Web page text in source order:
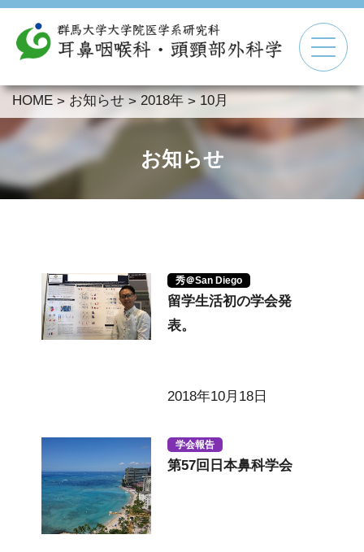
▼
HOME > お知らせ > 2018年 > 10月
お知らせ
秀＠San Diego
留学生活初の学会発
表。
2018年10月18日
学会報告
第57回日本鼻科学会